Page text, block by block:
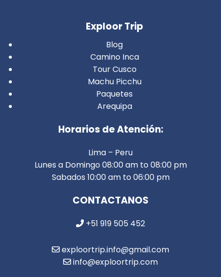
Exploor Trip
Blog
Camino Inca
Tour Cusco
Machu Picchu
Paquetes
Arequipa
Horarios de Atención:
Lima – Peru
Lunes a Domingo 08:00 am to 08:00 pm
Sabados 10:00 am to 06:00 pm
CONTACTANOS
+51 919 505 452
exploortrip.info@gmail.com
info@exploortrip.com